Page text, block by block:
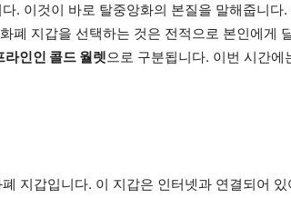
. 이것이 바로 탈중앙화의 본질을 말해줍니
폐 지갑을 선택하는 것은 전적으로 본인에게
라인인 콜드 월렛으로 구분됩니다. 이번 시간에
지갑입니다. 이 지갑은 인터넷과 연결되어